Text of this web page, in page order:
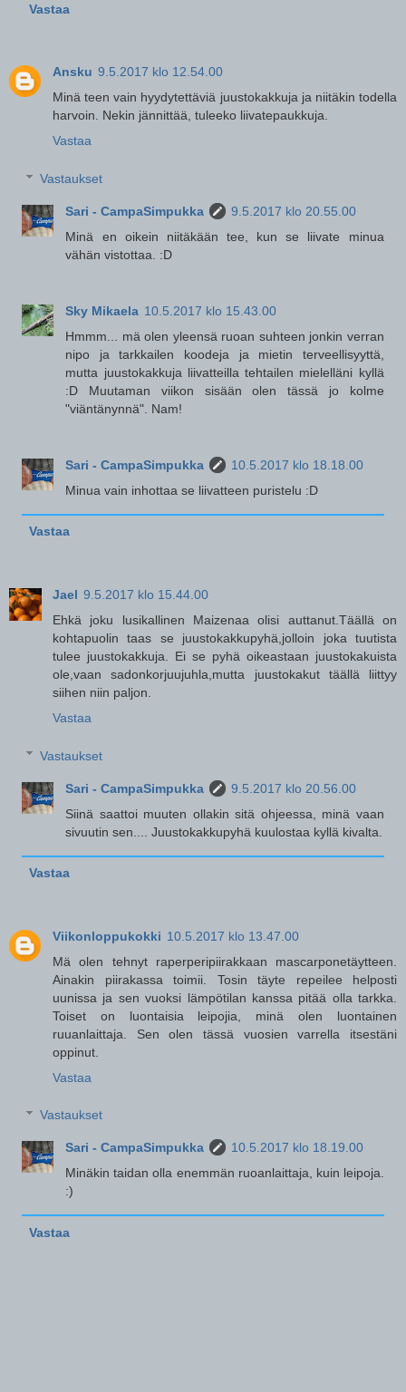
Vastaa
Ansku 9.5.2017 klo 12.54.00
Minä teen vain hyydytettäviä juustokakkuja ja niitäkin todella
harvoin. Nekin jännittää, tuleeko liivatepaukkuja.
Vastaa
Vastaukset
Sari - CampaSimpukka
9.5.2017 klo 20.55.00
Minä en oikein niitäkään tee, kun se liivate minua
vähän vistottaa. :D
Sky Mikaela 10.5.2017 klo 15.43.00
Hmmm... mä olen yleensä ruoan suhteen jonkin verran
nipo ja tarkkailen koodeja ja mietin terveellisyyttä,
mutta juustokakkuja liivatteilla tehtailen mielelläni kyllä
:D Muutaman viikon sisään olen tässä jo kolme
"viäntänynnä". Nam!
Sari - CampaSimpukka
10.5.2017 klo 18.18.00
Minua vain inhottaa se liivatteen puristelu :D
Vastaa
Jael 9.5.2017 klo 15.44.00
Ehkä joku lusikallinen Maizenaa olisi auttanut.Täällä on
kohtapuolin taas se juustokakkupyhä,jolloin joka tuutista
tulee juustokakkuja. Ei se pyhä oikeastaan juustokakuista
ole,vaan sadonkorjuujuhla,mutta juustokakut täällä liittyy
siihen niin paljon.
Vastaa
Vastaukset
Sari - CampaSimpukka
9.5.2017 klo 20.56.00
Siinä saattoi muuten ollakin sitä ohjeessa, minä vaan
sivuutin sen.... Juustokakkupyhä kuulostaa kyllä kivalta.
Vastaa
Viikonloppukokki 10.5.2017 klo 13.47.00
Mä olen tehnyt raperperipiirakkaan mascarponetäytteen.
Ainakin piirakassa toimii. Tosin täyte repeilee helposti
uunissa ja sen vuoksi lämpötilan kanssa pitää olla tarkka.
Toiset on luontaisia leipojia, minä olen luontainen
ruuanlaittaja. Sen olen tässä vuosien varrella itsestäni
oppinut.
Vastaa
Vastaukset
Sari - CampaSimpukka
10.5.2017 klo 18.19.00
Minäkin taidan olla enemmän ruoanlaittaja, kuin leipoja.
:)
Vastaa